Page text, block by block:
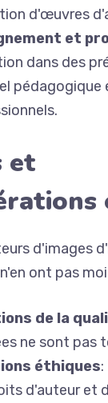
d'œuvres
et
dans des
pédagogique
et
d'images
ont pas
de la
ne sont pas
éthiques
d'auteur et